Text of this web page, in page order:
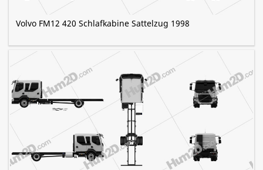
Volvo FM12 420 Schlafkabine Sattelzug 1998